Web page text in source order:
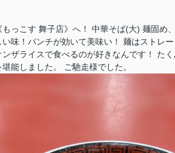
もっこす 舞子店》へ！ 中華そば(大) 麺固め
い味！パンチが効いて美味い！ 麺はストレ
ンザライスで食べるのが好きなんです！ た
能しました。 ご馳走様でした。